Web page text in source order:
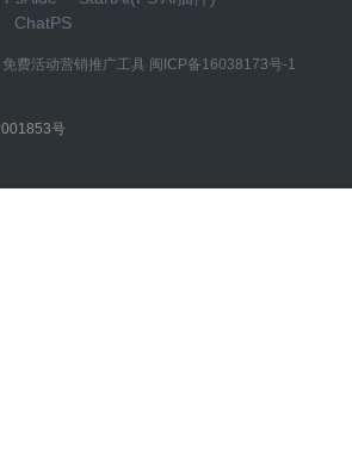
ChatPS
费活动营销推广工具 闽ICP备16038173号-1
号